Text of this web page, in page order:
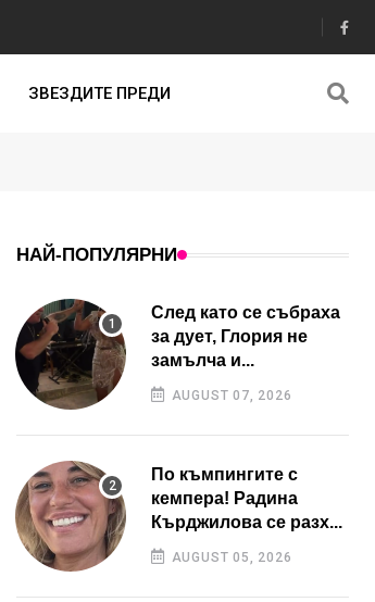
ЗВЕЗДИТЕ ПРЕДИ
НАЙ-ПОПУЛЯРНИ
След като се събраха
за дует, Глория не
замълча и...
AUGUST 07, 2026
По къмпингите с
кемпера! Радина
Кърджилова се разх...
AUGUST 05, 2026